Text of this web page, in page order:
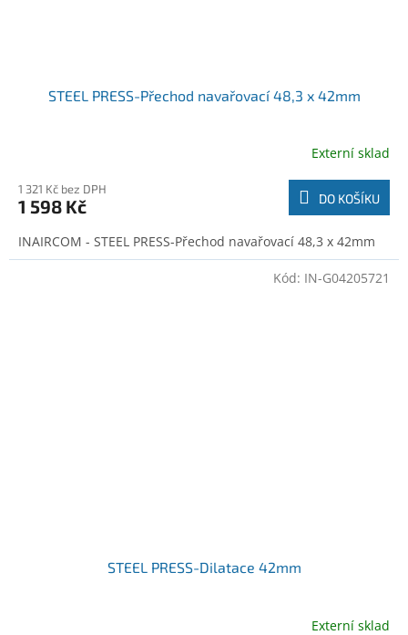
STEEL PRESS-Přechod navařovací 48,3 x 42mm
Externí sklad
1 321 Kč bez DPH
1 598 Kč DO KOŠÍKU
INAIRCOM - STEEL PRESS-Přechod navařovací 48,3 x 42mm
STEEL PRESS-Dilatace 42mm
Externí sklad
Kód: IN-G04205721